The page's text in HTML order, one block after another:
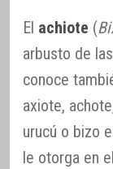
El achiote (
arbusto de
conoce
axiote,
urucú o bizo
le otorga en